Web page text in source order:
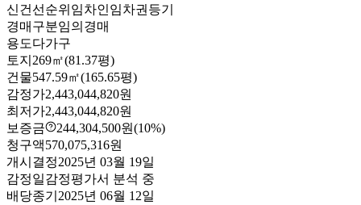
신건 선순위임차인임차권등기
경매구분임의경매
용도다가구
토지 269㎡(81.37평)
건물547.59㎡(165.65평)
감정가2,443,044,820원
최저가2,443,044,820원
보증금
244,304,500원(10%)
청구액570,075,316원
개시결정2025년 03월 19일
감정일감정평가서 분석 중
배당종기 2025년 06월 12일